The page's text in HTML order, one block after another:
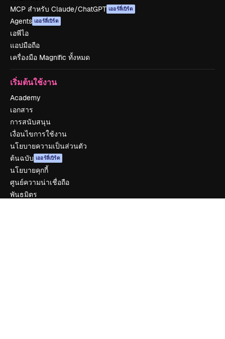
MCP สำหรับ Claude/ChatGPT เออร์ลี่เบิร์ด
Agents เออร์ลี่เบิร์ด
เอพีไอ
แอปมือถือ
เครื่องมือ Magnific ทั้งหมด
เริ่มต้นใช้งาน
Academy
เอกสาร
การสนับสนุน
เงื่อนไขการใช้งาน
นโยบายความเป็นส่วนตัว
ต้นฉบับ เออร์ลี่เบิร์ด
นโยบายคุกกี้
ศูนย์ความน่าเชื่อถือ
พันธมิตร